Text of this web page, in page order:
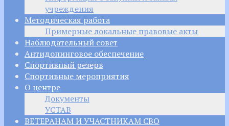
учреждения
Методическая работа
Примерные локальные правовые акты
Наблюдательный совет
Антидопинговое обеспечение
Спортивный резерв
Спортивные мероприятия
О центре
Документы
УСТАВ
ВЕТЕРАНАМ И УЧАСТНИКАМ СВО